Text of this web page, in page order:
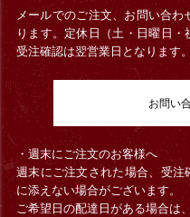
メールでのご注文、お問い合
ります。定休日（土・日曜日・
受注確認は翌営業日となります。
お問い
・週末にご注文のお客様へ
週末にご注文された場合、受
に添えない場合がございます。
ご希望日の配達日がある場合は